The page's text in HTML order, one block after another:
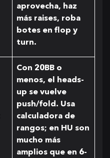
aprovecha, haz
más raises, roba
botes en flop y
turn.
Con 20BB o
menos, el heads-
up se vuelve
push/fold. Usa
calculadora de
rangos; en HU son
mucho más
amplios que en 6-